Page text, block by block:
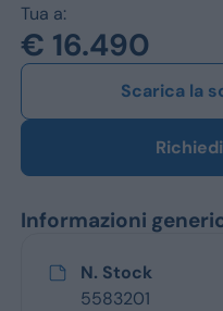
Tua a:
€ 16.490
Scarica la
Informazioni
N. Stock
5583201